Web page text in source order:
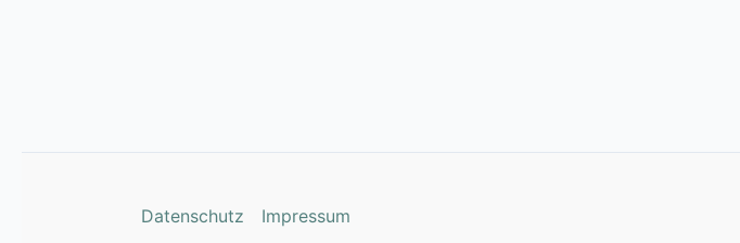
Datenschutz Impressum